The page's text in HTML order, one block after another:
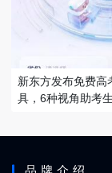
新东方发布免费高
具，6种视角助考